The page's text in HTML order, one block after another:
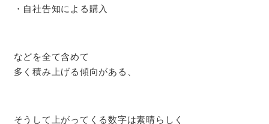
・自社告知による購入
などを全て含めて
多く積み上げる傾向がある、
そうして上がってくる数字は素晴らしく